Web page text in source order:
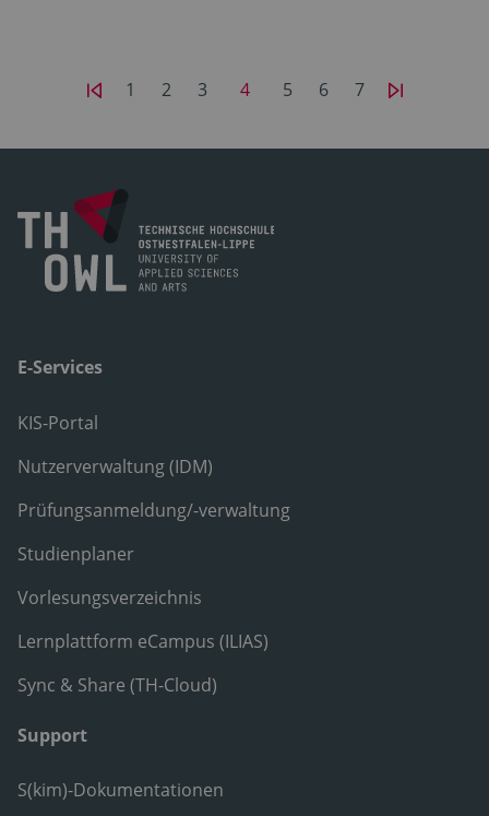
1 2 3 4 5 6 7
E-Services
KIS-Portal
Nutzerverwaltung (IDM)
Prüfungsanmeldung/-verwaltung
Studienplaner
Vorlesungsverzeichnis
Lernplattform eCampus (ILIAS)
Sync & Share (TH-Cloud)
Support
S(kim)-Dokumentationen